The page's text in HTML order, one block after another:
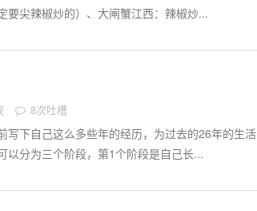
要尖辣椒炒的）、大闸蟹江西：辣椒炒...
8次吐槽
写下自己这么多些年的经历，为过去的26年的生活
以分为三个阶段，第1个阶段是自己长...